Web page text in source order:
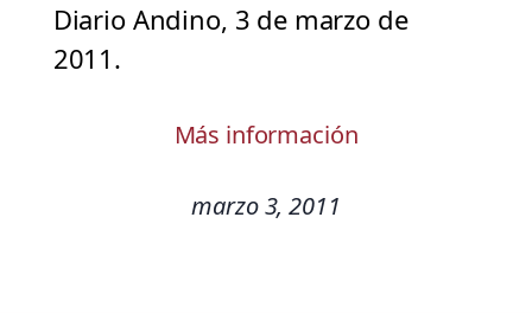
Diario Andino, 3 de marzo de
2011.
Más información
marzo 3, 2011